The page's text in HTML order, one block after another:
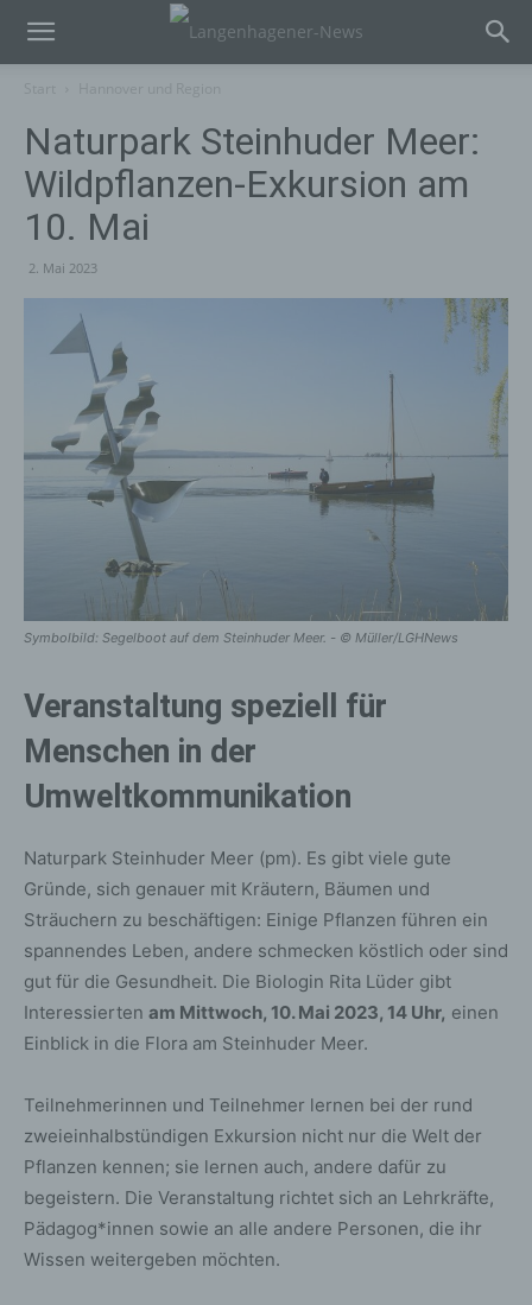
Naturpark Steinhuder Meer:
Wildpflanzen-Exkursion am
10. Mai
2. Mai 2023
Symbolbild: Segelboot auf dem Steinhuder Meer. - © Müller/LGHNews
Veranstaltung speziell für
Menschen in der
Umweltkommunikation
Naturpark Steinhuder Meer (pm). Es gibt viele gute
Gründe, sich genauer mit Kräutern, Bäumen und
Sträuchern zu beschäftigen: Einige Pflanzen führen ein
spannendes Leben, andere schmecken köstlich oder sind
gut für die Gesundheit. Die Biologin Rita Lüder gibt
Interessierten am Mittwoch, 10. Mai 2023, 14 Uhr, einen
Einblick in die Flora am Steinhuder Meer.
Teilnehmerinnen und Teilnehmer lernen bei der rund
zweieinhalbstündigen Exkursion nicht nur die Welt der
Pflanzen kennen; sie lernen auch, andere dafür zu
begeistern. Die Veranstaltung richtet sich an Lehrkräfte,
Pädagog*innen sowie an alle andere Personen, die ihr
Wissen weitergeben möchten.